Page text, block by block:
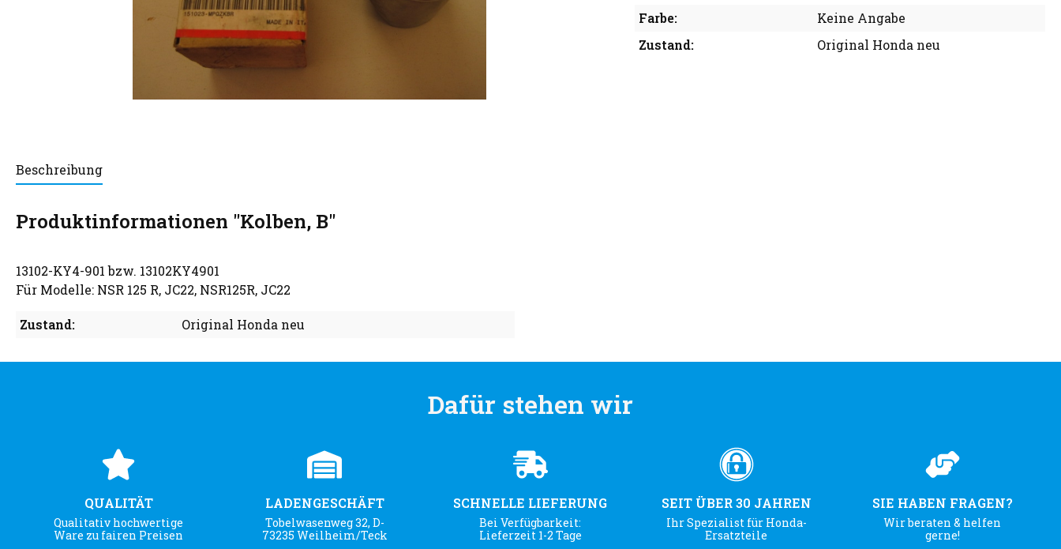
Farbe:
Keine Angabe
Zustand:
Original Honda neu
Beschreibung
Produktinformationen "Kolben, B"
13102-KY4-901 bzw. 13102KY4901
Für Modelle: NSR 125 R, JC22, NSR125R, JC22
Zustand: Original Honda neu
Dafür stehen wir
QUALITÄT
Qualitativ hochwertige
Ware zu fairen Preisen
LADENGESCHÄFT
Tobelwasenweg 32, D-
73235 Weilheim/Teck
SCHNELLE LIEFERUNG
Bei Verfügbarkeit:
Lieferzeit 1-2 Tage
SEIT ÜBER 30 JAHREN
Ihr Spezialist für Honda-
Ersatzteile
SIE HABEN FRAGEN?
Wir beraten & helfen
gerne!